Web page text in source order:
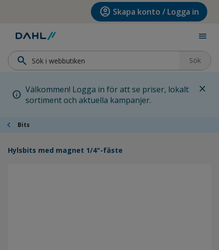
Hoppa till huvudinnehållet account_circle Skapa konto / Logga in
menu
search Sök
info Välkommen! Logga in för att se priser, lokalt
sortiment och aktuella kampanjer.
close
chevron_left Bits
Hylsbits med magnet 1/4"-fäste